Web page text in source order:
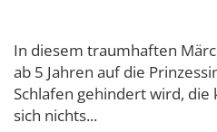
In diesem traumhaften
ab 5 Jahren auf die
Schlafen gehindert wird,
sich nichts...